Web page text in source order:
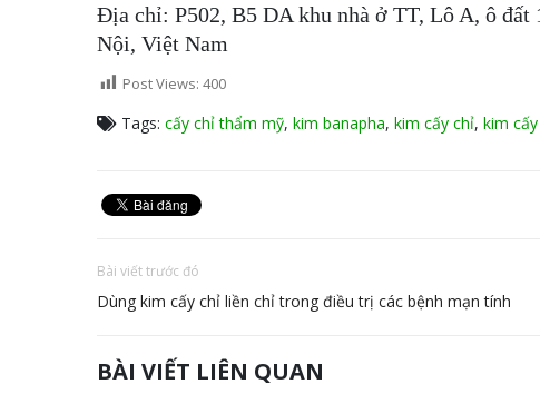
Địa chỉ: P502, B5 DA khu nhà ở TT, Lô A, ô đất
Nội, Việt Nam
Post Views: 400
Tags: cấy chỉ thẩm mỹ, kim banapha, kim cấy chỉ, kim
Bài viết trước đó
Dùng kim cấy chỉ liền chỉ trong điều trị các bệnh mạn tính
BÀI VIẾT LIÊN QUAN